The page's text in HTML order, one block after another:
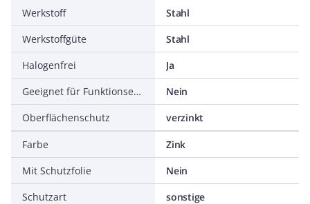
Werkstoff
Stahl
Werkstoffgüte
Stahl
Halogenfrei
Ja
Geeignet für Funktionserhalt
Nein
Oberflächenschutz
verzinkt
Farbe
Zink
Mit Schutzfolie
Nein
Schutzart
sonstige